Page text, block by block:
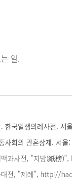
일.
한국일생의례사전. 서
사회의 관혼상제. 서
백과사전, "지방(紙榜
대전, "제례", http://